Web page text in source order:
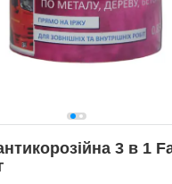
3 в 1